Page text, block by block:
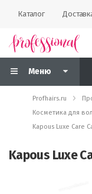
Каталог
Меню
Profhairs.ru
Косметика для
Kapous Luxe Care
Kapous Luxe